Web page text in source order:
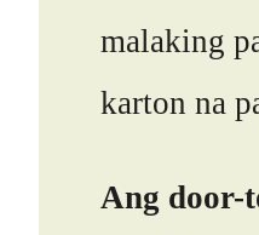
malaking
karton na
Ang door-